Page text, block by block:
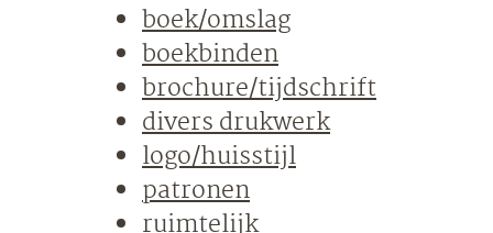
boek/omslag
boekbinden
brochure/tijdschrift
divers drukwerk
logo/huisstijl
patronen